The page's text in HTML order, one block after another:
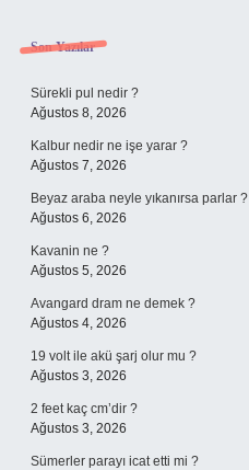
Sidebar
Son Yazılar
Sürekli pul nedir ?
Ağustos 8, 2026
Kalbur nedir ne işe yarar ?
Ağustos 7, 2026
Beyaz araba neyle yıkanırsa parlar ?
Ağustos 6, 2026
Kavanin ne ?
Ağustos 5, 2026
Avangard dram ne demek ?
Ağustos 4, 2026
19 volt ile akü şarj olur mu ?
Ağustos 3, 2026
2 feet kaç cm’dir ?
Ağustos 3, 2026
Sümerler parayı icat etti mi ?